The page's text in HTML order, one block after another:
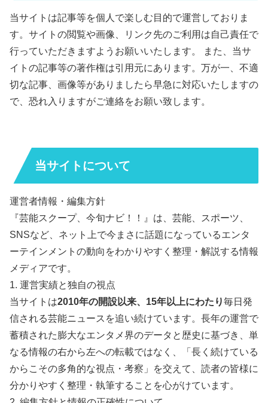
当サイトは記事等を個人で楽しむ目的で運営しておりま
す。サイトの閲覧や画像、リンク先のご利用は自己責任で
行っていただきますようお願いいたします。 また、当サ
イトの記事等の著作権は引用元にあります。万が一、不適
切な記事、画像等がありましたら早急に対応いたしますの
で、恐れ入りますがご連絡をお願い致します。
当サイトについて
運営者情報・編集方針
『芸能スクープ、今旬ナビ！！』は、芸能、スポーツ、
SNSなど、ネット上で今まさに話題になっているエンタ
ーテインメントの動向をわかりやすく整理・解説する情報
メディアです。
1. 運営実績と独自の視点
当サイトは2010年の開設以来、15年以上にわたり毎日発
信される芸能ニュースを追い続けています。長年の運営で
蓄積された膨大なエンタメ界のデータと歴史に基づき、単
なる情報の右から左への転載ではなく、「長く続けている
からこその多角的な視点・考察」を交えて、読者の皆様に
分かりやすく整理・執筆することを心がけています。